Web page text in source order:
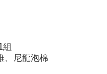
組
、尼龍泡棉